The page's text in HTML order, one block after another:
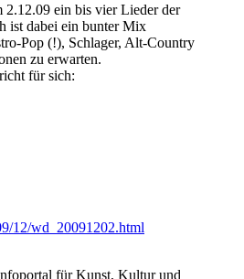
ein bis vier Lieder der
ist dabei ein bunter Mix
Pop (!), Schlager, Alt-Country
zu erwarten.
für sich:
12/wd_20091202.html
für Kunst, Kultur und